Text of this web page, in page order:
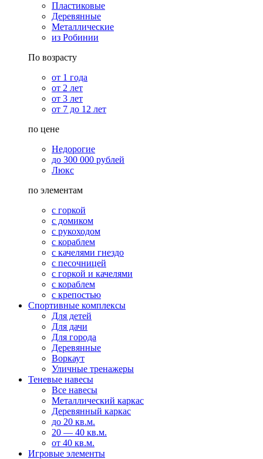
Пластиковые
Деревянные
Металлические
из Робинии
По возрасту
от 1 года
от 2 лет
от 3 лет
от 7 до 12 лет
по цене
Недорогие
до 300 000 рублей
Люкс
по элементам
с горкой
с домиком
с рукоходом
с кораблем
с качелями гнездо
с песочницей
с горкой и качелями
с кораблем
с крепостью
Спортивные комплексы
Для детей
Для дачи
Для города
Деревянные
Воркаут
Уличные тренажеры
Теневые навесы
Все навесы
Металлический каркас
Деревянный каркас
до 20 кв.м.
20 — 40 кв.м.
от 40 кв.м.
Игровые элементы